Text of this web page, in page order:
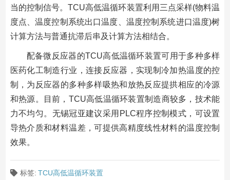
当的控制信号。TCU高低温循环装置利用三点采样(物料温
度点、温度控制系统出口温度、温度控制系统进口温度)树
计算方法与普通抗滞后串及计算方法相结合。
配备微反应器的TCU高低温循环装置可用于多种多样
医药化工制造行业，连接反应器，实现制冷加热温度的控
制，为反应器的多种多样吸热和放热反应提拱相应的冷源
和热源。目前，TCU高低温循环装置制造商较多，技术能
力不均匀。无锡冠亚建议采用PLC程序控制模式，可设置
导热介质和材料温差，可提供高精度线性材料的温度控制
效果。
标签: TCU高低温循环装置